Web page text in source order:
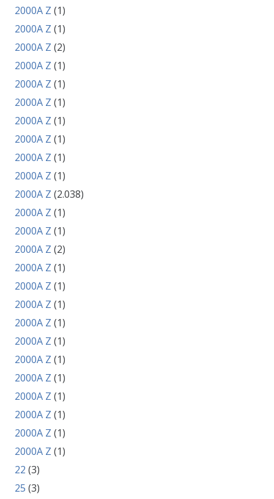
2000A Z (1)
2000A Z (1)
2000A Z (2)
2000A Z (1)
2000A Z (1)
2000A Z (1)
2000A Z (1)
2000A Z (1)
2000A Z (1)
2000A Z (1)
2000A Z (2.038)
2000A Z (1)
2000A Z (1)
2000A Z (2)
2000A Z (1)
2000A Z (1)
2000A Z (1)
2000A Z (1)
2000A Z (1)
2000A Z (1)
2000A Z (1)
2000A Z (1)
2000A Z (1)
2000A Z (1)
2000A Z (1)
22 (3)
25 (3)